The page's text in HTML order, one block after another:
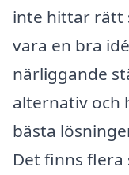
inte hittar rätt
vara en bra
närliggande
alternativ och
bästa
Det finns